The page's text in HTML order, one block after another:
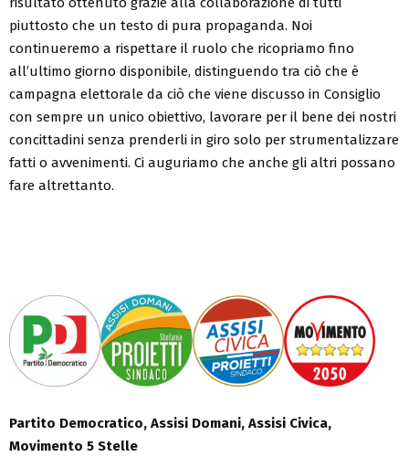
piuttosto che un testo di pura propaganda. Noi
continueremo a rispettare il ruolo che ricopriamo fino
all’ultimo giorno disponibile, distinguendo tra ciò che è
campagna elettorale da ciò che viene discusso in Consiglio
con sempre un unico obiettivo, lavorare per il bene dei nostri
concittadini senza prenderli in giro solo per strumentalizzare
fatti o avvenimenti. Ci auguriamo che anche gli altri possano
fare altrettanto.
Partito Democratico, Assisi Domani, Assisi Civica,
Movimento 5 Stelle